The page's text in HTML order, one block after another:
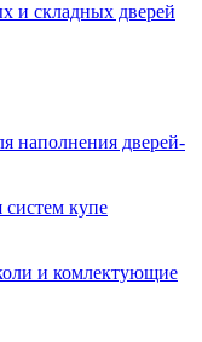
и складных дверей
наполнения дверей-
купе
и комлектующие